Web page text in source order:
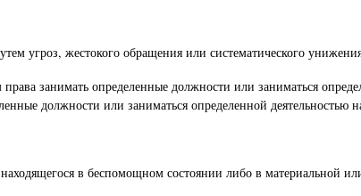
угроз, жестокого обращения или систематического
занимать определенные должности или заниматься
должности или заниматься определенной деятельностью
в беспомощном состоянии либо в материальной